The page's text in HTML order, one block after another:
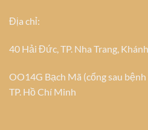
Địa chỉ:
40 Hải Đức, TP. Nha Trang,
OO14G Bạch Mã (cổng sau
TP. Hồ Chí Minh